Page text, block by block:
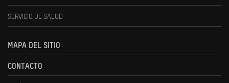
SERVICIO DE SALUD
MAPA DEL SITIO
CONTACTO